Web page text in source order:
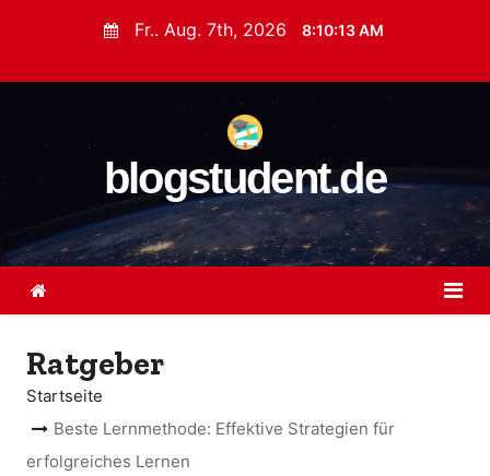
p
Fr.. Aug. 7th, 2026 8:10:15 AM
blogstudent.de
Ratgeber
Startseite
Beste Lernmethode: Effektive Strategien für
erfolgreiches Lernen